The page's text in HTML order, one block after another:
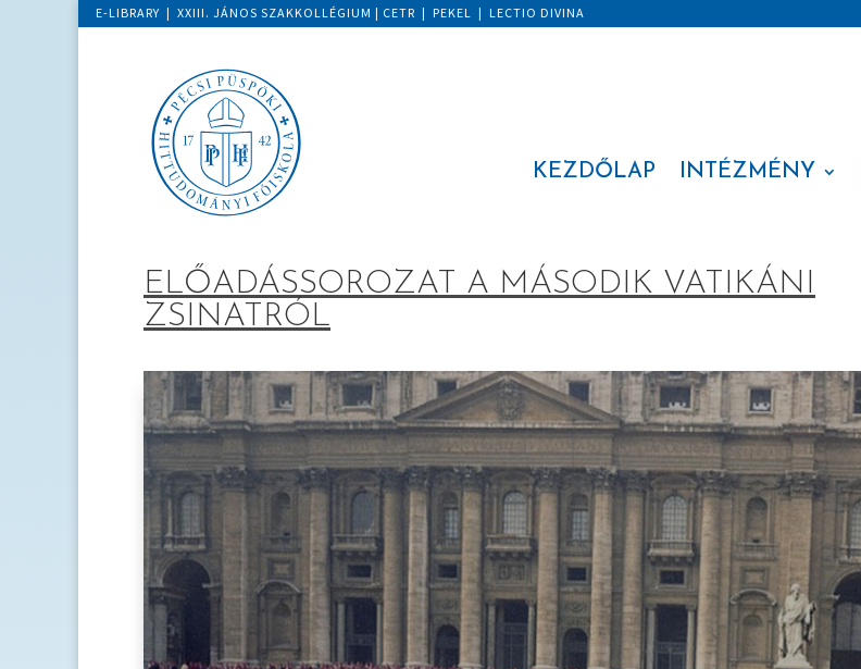
E-LIBRARY | XXIII. JÁNOS SZAKKOLLÉGIUM | CETR | PEKEL | LECTIO DIVINA
KEZDŐLAP INTÉZMÉNY
ELŐADÁSSOROZAT A MÁSODIK VATIKÁNI
ZSINATRÓL